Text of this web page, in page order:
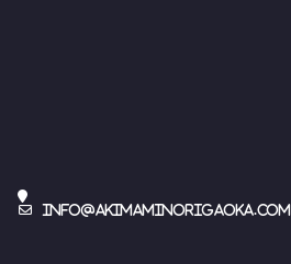
info@akimaminorigaoka.com